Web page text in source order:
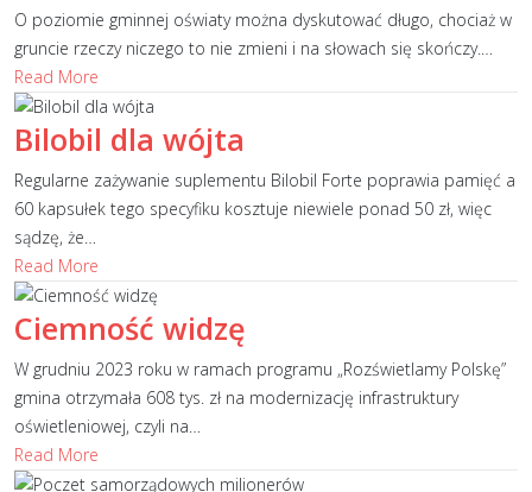
O poziomie gminnej oświaty można dyskutować długo, chociaż w
gruncie rzeczy niczego to nie zmieni i na słowach się skończy.…
Read More
Bilobil dla wójta
Regularne zażywanie suplementu Bilobil Forte poprawia pamięć a
60 kapsułek tego specyfiku kosztuje niewiele ponad 50 zł, więc
sądzę, że…
Read More
Ciemność widzę
W grudniu 2023 roku w ramach programu „Rozświetlamy Polskę”
gmina otrzymała 608 tys. zł na modernizację infrastruktury
oświetleniowej, czyli na…
Read More